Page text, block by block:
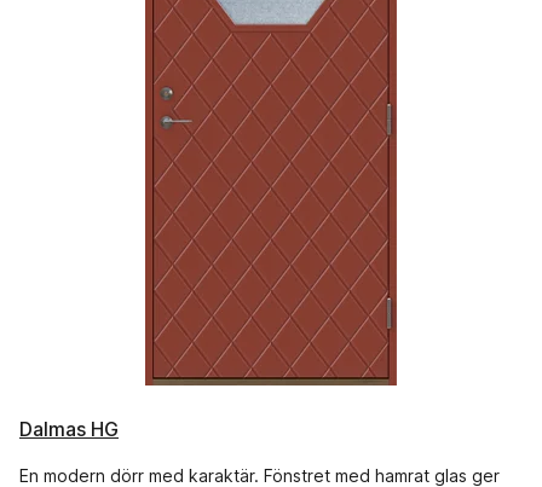
Dalmas HG
En modern dörr med karaktär. Fönstret med hamrat glas ger